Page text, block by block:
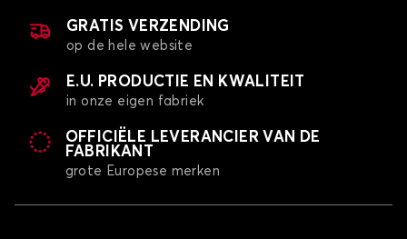
GRATIS VERZENDING
op de hele website
E.U. PRODUCTIE EN KWALITEIT
in onze eigen fabriek
OFFICIËLE LEVERANCIER VAN DE
FABRIKANT
grote Europese merken